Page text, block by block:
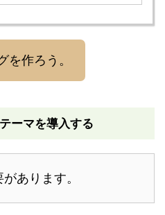
を作ろう。
ーマを導入する
あります。